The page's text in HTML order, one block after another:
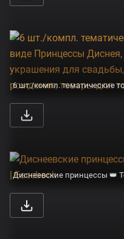
Диснеевские принцессы 👑